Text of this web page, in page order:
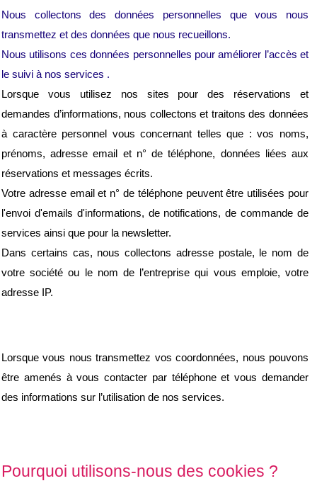
Nous collectons des données personnelles que vous nous
transmettez et des données que nous recueillons.
Nous utilisons ces données personnelles pour améliorer l’accès et
le suivi à nos services .
Lorsque vous utilisez nos sites pour des réservations et
demandes d’informations, nous collectons et traitons des données
à caractère personnel vous concernant telles que : vos noms,
prénoms, adresse email et n° de téléphone, données liées aux
réservations et messages écrits.
Votre adresse email et n° de téléphone peuvent être utilisées pour
l'envoi d'emails d'informations, de notifications, de commande de
services ainsi que pour la newsletter.
Dans certains cas, nous collectons adresse postale, le nom de
votre société ou le nom de l’entreprise qui vous emploie, votre
adresse IP.
Lorsque vous nous transmettez vos coordonnées, nous pouvons
être amenés à vous contacter par téléphone et vous demander
des informations sur l’utilisation de nos services.
Pourquoi utilisons-nous des cookies ?